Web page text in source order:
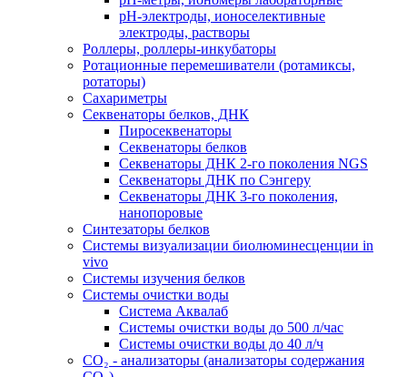
рН-электроды, ионоселективные
электроды, растворы
Роллеры, роллеры-инкубаторы
Ротационные перемешиватели (ротамиксы,
ротаторы)
Сахариметры
Секвенаторы белков, ДНК
Пиросеквенаторы
Секвенаторы белков
Секвенаторы ДНК 2-го поколения NGS
Секвенаторы ДНК по Сэнгеру
Секвенаторы ДНК 3-го поколения,
нанопоровые
Синтезаторы белков
Системы визуализации биолюминесценции in
vivo
Системы изучения белков
Системы очистки воды
Система Аквалаб
Системы очистки воды до 500 л/час
Системы очистки воды до 40 л/ч
СО₂ - анализаторы (анализаторы содержания